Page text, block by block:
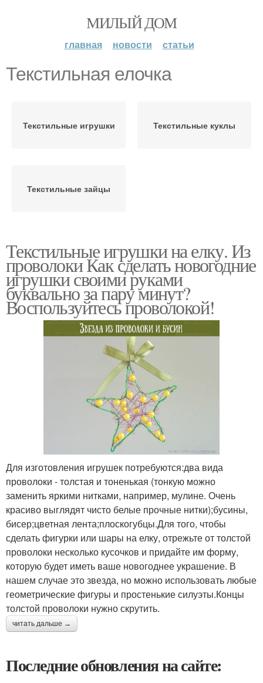
МИЛЫЙ ДОМ
главная новости статьи
Текстильная елочка
Текстильные игрушки Текстильные куклы
Текстильные зайцы
Текстильные игрушки на елку. Из
проволоки Как сделать новогодние
игрушки своими руками
буквально за пару минут?
Воспользуйтесь проволокой!
Для изготовления игрушек потребуются:два вида
проволоки - толстая и тоненькая (тонкую можно
заменить яркими нитками, например, мулине. Очень
красиво выглядят чисто белые прочные нитки);бусины,
бисер;цветная лента;плоскогубцы.Для того, чтобы
сделать фигурки или шары на елку, отрежьте от толстой
проволоки несколько кусочков и придайте им форму,
которую будет иметь ваше новогоднее украшение. В
нашем случае это звезда, но можно использовать любые
геометрические фигуры и простенькие силуэты.Концы
толстой проволоки нужно скрутить.
читать дальше →
Последние обновления на сайте: